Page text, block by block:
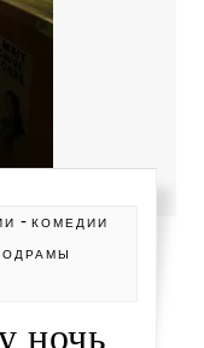
-КОМЕДИИ
ночь